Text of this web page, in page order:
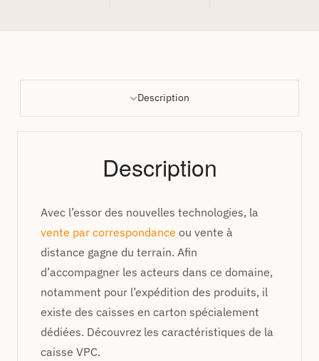
Description
Description
Avec l’essor des nouvelles technologies, la
vente par correspondance ou vente à
distance gagne du terrain. Afin
d’accompagner les acteurs dans ce domaine,
notamment pour l’expédition des produits, il
existe des caisses en carton spécialement
dédiées. Découvrez les caractéristiques de la
caisse VPC.